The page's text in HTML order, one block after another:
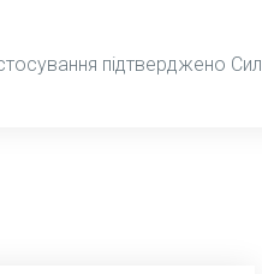
підтверджено